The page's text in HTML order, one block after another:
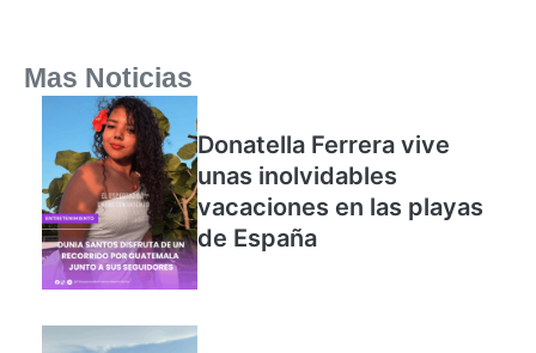
Mas Noticias
Donatella Ferrera vive
unas inolvidables
vacaciones en las playas